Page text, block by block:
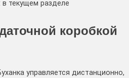
в текущем разделе
коробкой
управляется дистанционно,